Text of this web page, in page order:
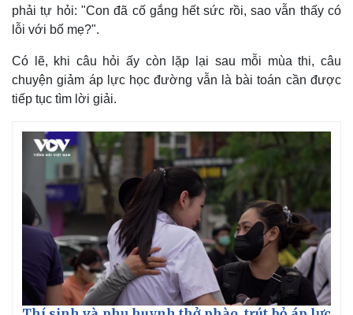
Pháp luật
Quân sự - Quốc phòng
phải tự hỏi: "Con đã cố gắng hết sức rồi, sao vẫn thấy có
lỗi với bố mẹ?".
Có lẽ, khi câu hỏi ấy còn lặp lại sau mỗi mùa thi, câu
chuyện giảm áp lực học đường vẫn là bài toán cần được
tiếp tục tìm lời giải.